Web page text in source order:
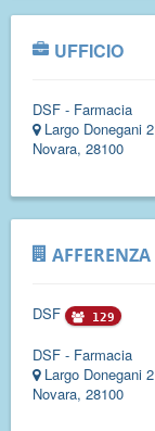
UFFICIO
DSF - Farmacia
Largo Donegani 2
Novara, 28100
AFFERENZA
DSF 129
DSF - Farmacia
Largo Donegani 2
Novara, 28100